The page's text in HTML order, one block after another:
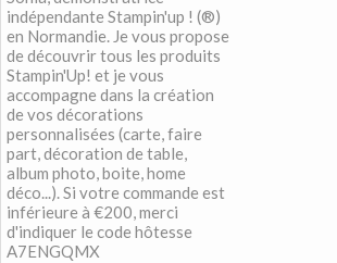
indépendante Stampin'up ! (®)
en Normandie. Je vous propose
de découvrir tous les produits
Stampin'Up! et je vous
accompagne dans la création
de vos décorations
personnalisées (carte, faire
part, décoration de table,
album photo, boite, home
déco...). Si votre commande est
inférieure à €200, merci
d'indiquer le code hôtesse
A7ENGQMX